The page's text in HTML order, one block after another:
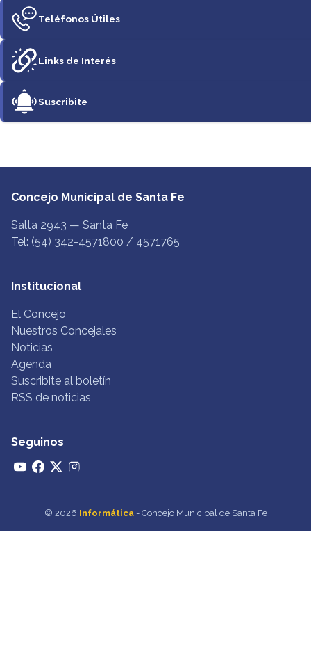
Teléfonos Útiles
Links de Interés
Suscribite
Concejo Municipal de Santa Fe
Salta 2943 — Santa Fe
Tel: (54) 342-4571800 / 4571765
Institucional
El Concejo
Nuestros Concejales
Noticias
Agenda
Suscribite al boletín
RSS de noticias
Seguinos
© 2026 Informática- Concejo Municipal de Santa Fe